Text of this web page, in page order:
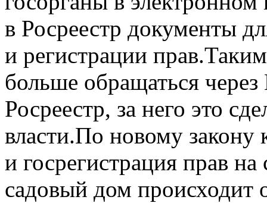
в Росреестр документы
и регистрации
больше обращаться
Росреестр, за него это
власти.По новому закону
и госрегистрация прав
садовый дом происходит